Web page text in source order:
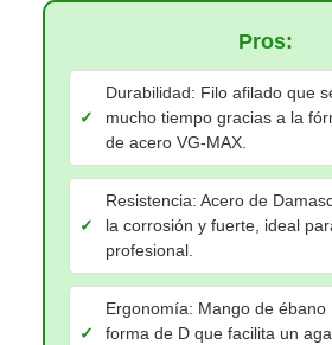
Pros:
Durabilidad: Filo afilado que
mucho tiempo gracias a la
de acero VG-MAX.
Resistencia: Acero de
la corrosión y fuerte, ideal
profesional.
Ergonomía: Mango de ébano
forma de D que facilita un